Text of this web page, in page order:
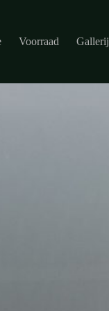
Voorraad Gallerij